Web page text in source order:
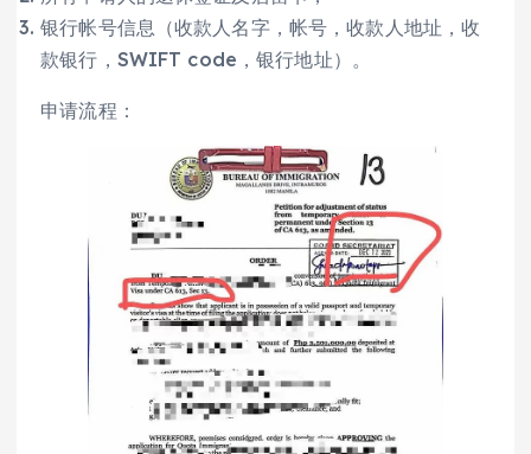
银行帐号信息（收款人名字，帐号，收款人地址，收
款银行，SWIFT code，银行地址）。
申请流程：